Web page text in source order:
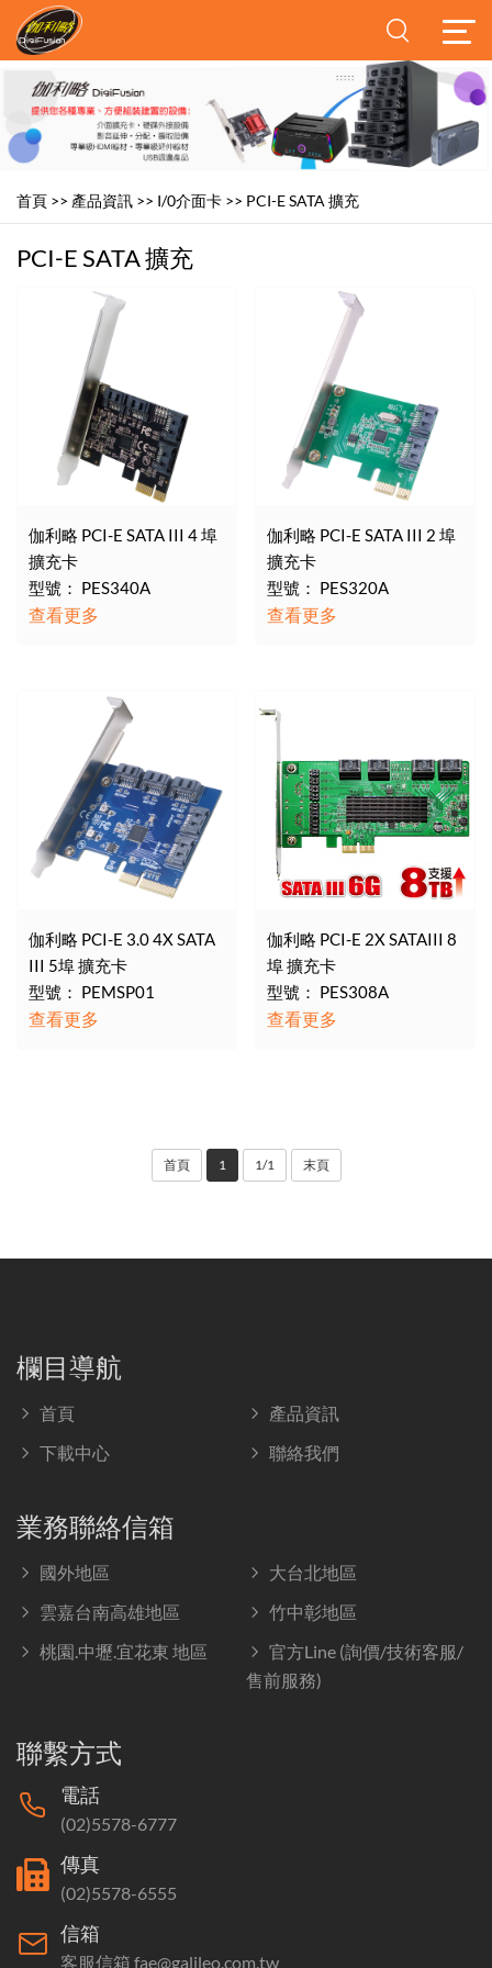
首頁 >> 產品資訊 >> I/0介面卡 >> PCI-E SATA 擴充
PCI-E SATA 擴充
伽利略 PCI-E SATA III 4 埠
擴充卡
型號： PES340A
查看更多
伽利略 PCI-E SATA III 2 埠
擴充卡
型號： PES320A
查看更多
伽利略 PCI-E 3.0 4X SATA
III 5埠 擴充卡
型號： PEMSP01
查看更多
伽利略 PCI-E 2X SATAIII 8
埠 擴充卡
型號： PES308A
查看更多
首頁 1 1/1 末頁
欄目導航
首頁
產品資訊
下載中心
聯絡我們
業務聯絡信箱
國外地區
大台北地區
雲嘉台南高雄地區
竹中彰地區
桃園.中壢.宜花東 地區
官方Line (詢價/技術客服/
售前服務)
聯繫方式
電話
(02)5578-6777
傳真
(02)5578-6555
信箱
客服信箱 fae@galileo.com.tw